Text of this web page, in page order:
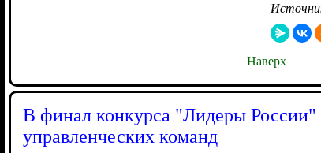
Наверх
В финал конкурса "Лидеры
управленческих команд